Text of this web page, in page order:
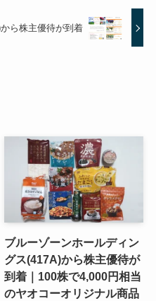
ら株主優待が到着
ブルーゾーンホールディン
グス(417A)から株主優待が
到着｜100株で4,000円相当
のヤオコーオリジナル商品